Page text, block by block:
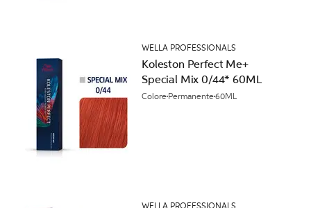
WELLA PROFESSIONALS
Koleston Perfect Me+
Special Mix 0/44* 60ML
Colore Permanente60ML
WELLA PROFESSIONALS